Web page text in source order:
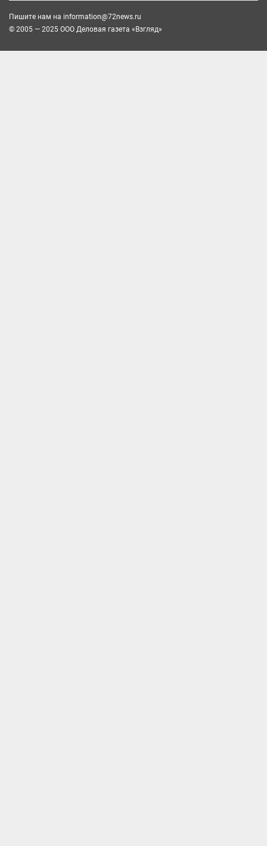
Пишите нам на information@72news.ru
© 2005 — 2025 ООО Деловая газета «Взгляд»